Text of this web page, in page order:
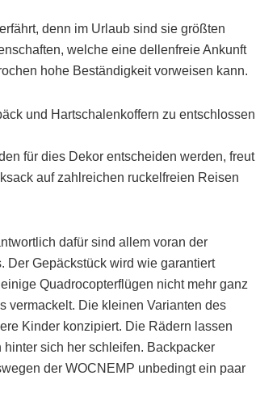
denn im Urlaub sind sie größten
welche eine dellenfreie Ankunft
hohe Beständigkeit vorweisen kann.
und Hartschalenkoffern zu entschlossen
für dies Dekor entscheiden werden, freut
auf zahlreichen ruckelfreien Reisen
dafür sind allem voran der
Der Gepäckstück wird wie garantiert
Quadrocopterflügen nicht mehr ganz
vermackelt. Die kleinen Varianten des
Kinder konzipiert. Die Rädern lassen
sich her schleifen. Backpacker
der WOCNEMP unbedingt ein paar